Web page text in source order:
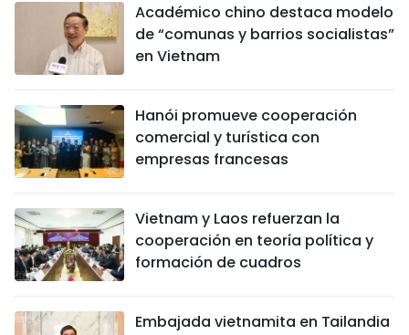
Académico chino destaca modelo
de “comunas y barrios socialistas”
en Vietnam
Hanói promueve cooperación
comercial y turística con
empresas francesas
Vietnam y Laos refuerzan la
cooperación en teoría política y
formación de cuadros
Embajada vietnamita en Tailandia